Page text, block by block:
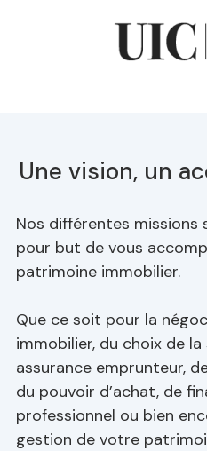
Une vision, un
Nos différentes missions
pour but de vous
patrimoine immobilier.
Que ce soit pour la
immobilier, du choix de
assurance emprunteur,
du pouvoir d’achat, de
professionnel ou bien
gestion de votre